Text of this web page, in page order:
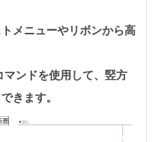
メニューやリボンから高
マンドを使用して、竪方
きます。